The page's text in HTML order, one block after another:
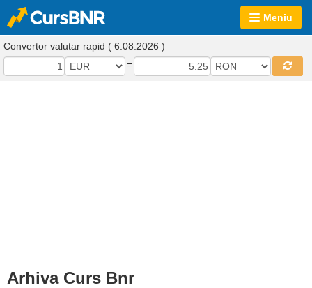
Meniu
Convertor valutar rapid ( 6.08.2026 )
=
Arhiva Curs Bnr